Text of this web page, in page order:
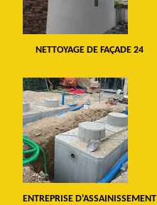
NETTOYAGE DE FAÇADE 24
ENTREPRISE D'ASSAINISSEMENT